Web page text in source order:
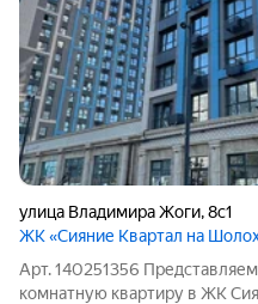
улица Владимира Жоги,8с1
ЖК «Сияние Квартал на
Арт. 140251356
комнатную квартиру в ЖК